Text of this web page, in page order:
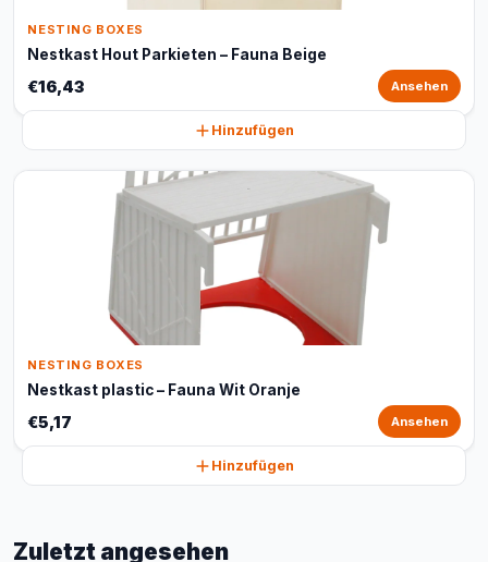
NESTING BOXES
Nestkast Hout Parkieten – Fauna Beige
€16,43 Ansehen
Hinzufügen
NESTING BOXES
Nestkast plastic – Fauna Wit Oranje
€5,17 Ansehen
Hinzufügen
Zuletzt angesehen